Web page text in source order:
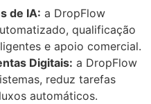
de IA: a DropFlow
qualificação
e apoio comercial.
Digitais: a DropFlow
reduz tarefas
automáticos.